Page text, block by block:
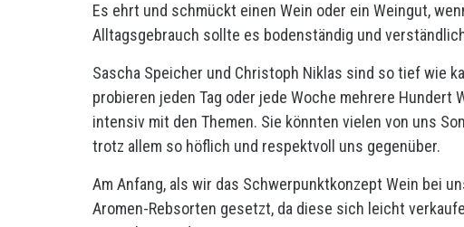
Es ehrt und schmückt einen Wein oder ein Weingut,
Alltagsgebrauch sollte es bodenständig und
Sascha Speicher und Christoph Niklas sind so tief wie
probieren jeden Tag oder jede Woche mehrere
intensiv mit den Themen. Sie könnten vielen von uns
trotz allem so höflich und respektvoll uns gegenüber.
Am Anfang, als wir das Schwerpunktkonzept Wein bei
Aromen-Rebsorten gesetzt, da diese sich leicht